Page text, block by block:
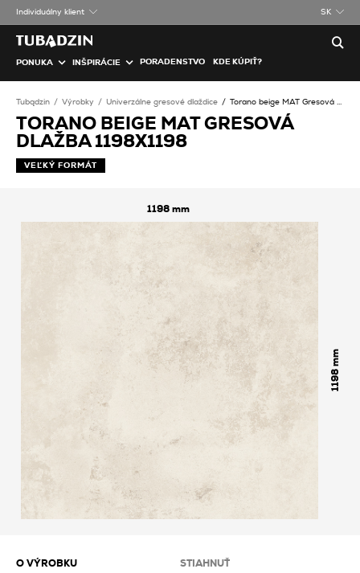
Individuálny klient SK
PONUKA INŠPIRÁCIE PORADENSTVO KDE KÚPIŤ?
Tubądzin Výrobky Univerzálne gresové dlaždice Torano beige MAT Gresová dlažba
TORANO BEIGE MAT GRESOVÁ
DLAŽBA 1198X1198
VEĽKÝ FORMÁT
1198
1198
O VÝROBKU STIAHNUŤ